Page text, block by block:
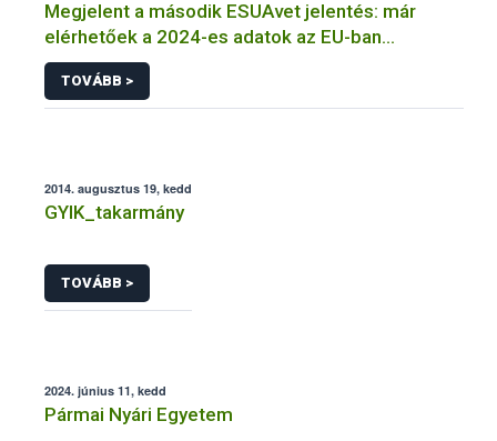
Megjelent a második ESUAvet jelentés: már
elérhetőek a 2024-es adatok az EU-ban
értékesített és felhasznált állatgyógyászati
antimikrobiális szerekről
TOVÁBB >
2014. augusztus 19, kedd
GYIK_takarmány
TOVÁBB >
2024. június 11, kedd
Pármai Nyári Egyetem